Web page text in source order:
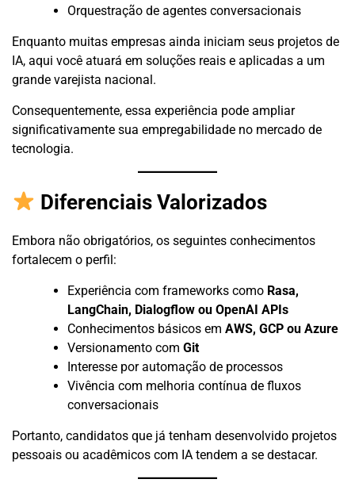
Orquestração de agentes conversacionais
Enquanto muitas empresas ainda iniciam seus projetos de
IA, aqui você atuará em soluções reais e aplicadas a um
grande varejista nacional.
Consequentemente, essa experiência pode ampliar
significativamente sua empregabilidade no mercado de
tecnologia.
Diferenciais Valorizados
Embora não obrigatórios, os seguintes conhecimentos
fortalecem o perfil:
Experiência com frameworks como Rasa,
LangChain, Dialogflow ou OpenAI APIs
Conhecimentos básicos em AWS, GCP ou Azure
Versionamento com Git
Interesse por automação de processos
Vivência com melhoria contínua de fluxos
conversacionais
Portanto, candidatos que já tenham desenvolvido projetos
pessoais ou acadêmicos com IA tendem a se destacar.